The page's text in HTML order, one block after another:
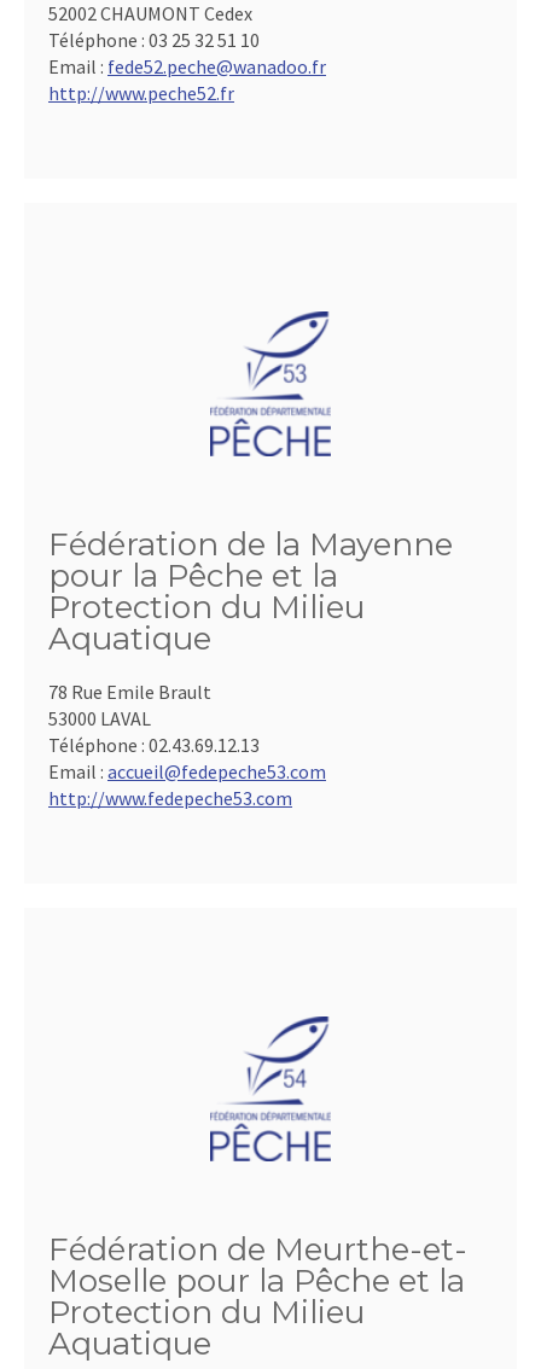
52002 CHAUMONT Cedex
Téléphone : 03 25 32 51 10
Email : fede52.peche@wanadoo.fr
http://www.peche52.fr
Fédération de la Mayenne
pour la Pêche et la
Protection du Milieu
Aquatique
78 Rue Emile Brault
53000 LAVAL
Téléphone : 02.43.69.12.13
Email : accueil@fedepeche53.com
http://www.fedepeche53.com
Fédération de Meurthe-et-
Moselle pour la Pêche et la
Protection du Milieu
Aquatique